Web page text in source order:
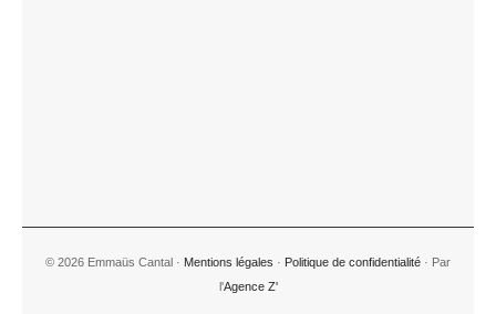
© 2026 Emmaüs Cantal · Mentions légales · Politique de confidentialité · Par
l'Agence Z'